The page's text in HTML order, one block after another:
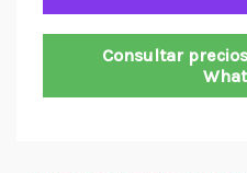
Consultar